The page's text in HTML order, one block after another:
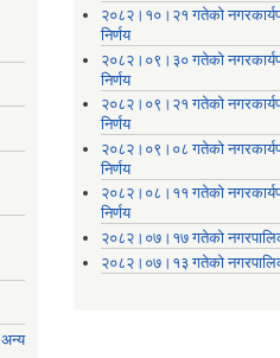
अन्य
२०८२।१०।२१ गतेको
निर्णय
२०८२।०९।३० गतेको
निर्णय
२०८२।०९।२१ गतेको
निर्णय
२०८२।०९।०८ गतेको
निर्णय
२०८२।०८।११ गतेको
निर्णय
२०८२।०७।१७ गतेको
२०८२।०७।१३ गतेको